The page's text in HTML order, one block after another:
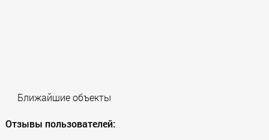
Ближайшие объекты
Отзывы пользователей: